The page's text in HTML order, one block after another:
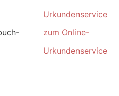
Urkundenservice
zum Online-
Urkundenservice